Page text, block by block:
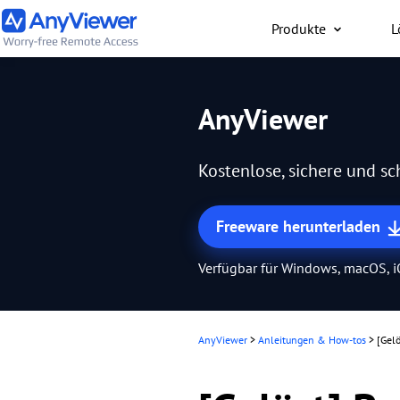
Produkte
Mac, PC oder
AnyViewer
Kostenlose, sichere und
Freeware herunterladen
Verfügbar für Windows, macOS,
AnyViewer > Anleitungen & How-tos >